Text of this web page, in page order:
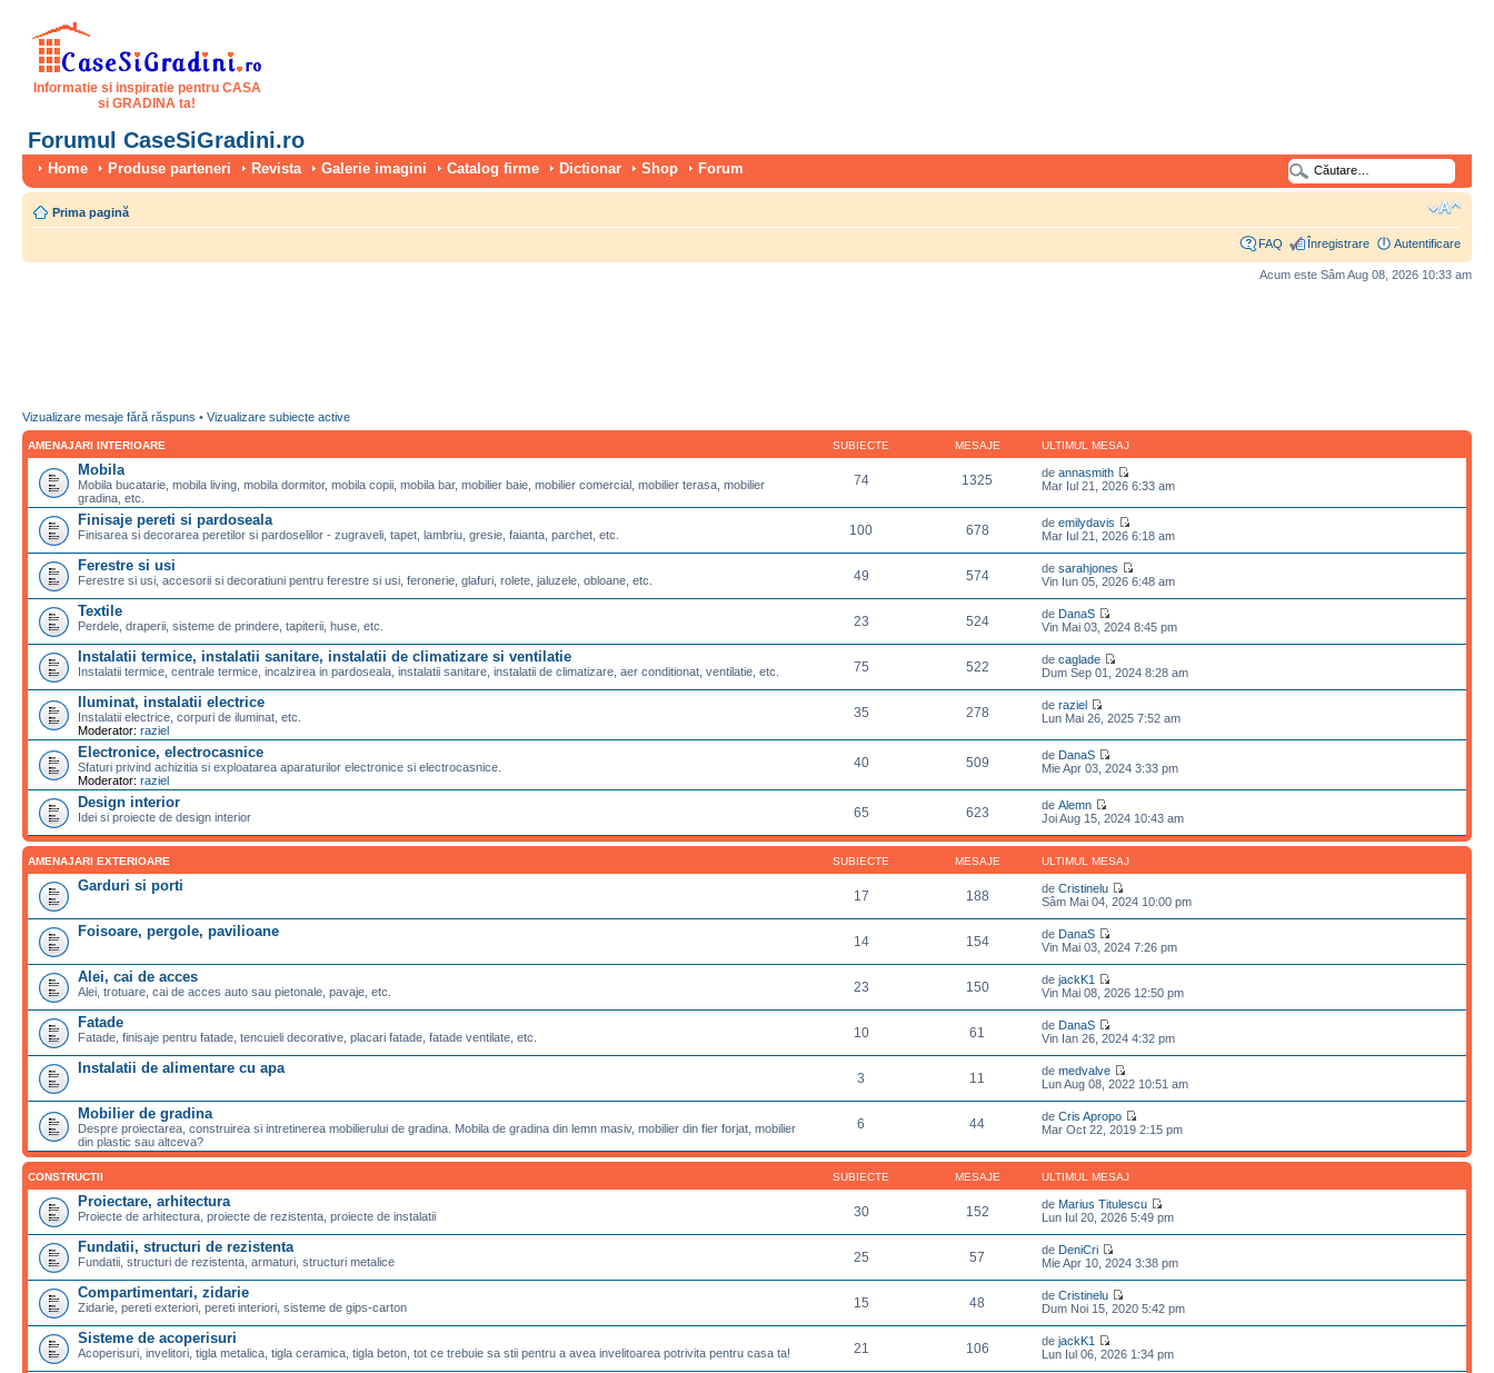
Informatie si inspiratie pentru CASA
si GRADINA ta!
Forumul CaseSiGradini.ro
Home Produse parteneri Revista Galerie imagini Catalog firme Dictionar Shop Forum
Prima pagină
FAQ Înregistrare Autentificare
Acum este Sâm Aug 08, 2026 10:33 am
Vizualizare mesaje fără răspuns • Vizualizare subiecte active
AMENAJARI INTERIOARE SUBIECTE MESAJE ULTIMUL MESAJ
Mobila
Mobila bucatarie, mobila living, mobila dormitor, mobila copii, mobila bar, mobilier baie, mobilier comercial, mobilier terasa, mobilier
gradina, etc.
74 1325 deannasmith
Mar Iul 21, 2026 6:33 am
Finisaje pereti si pardoseala
Finisarea si decorarea peretilor si pardoselilor - zugraveli, tapet, lambriu, gresie, faianta, parchet, etc. 100 678 deemilydavis
Mar Iul 21, 2026 6:18 am
Ferestre si usi
Ferestre si usi, accesorii si decoratiuni pentru ferestre si usi, feronerie, glafuri, rolete, jaluzele, obloane, etc. 49 574 desarahjones
Vin Iun 05, 2026 6:48 am
Textile
Perdele, draperii, sisteme de prindere, tapiterii, huse, etc. 23 524 de DanaS
Vin Mai 03, 2024 8:45 pm
Instalatii termice, instalatii sanitare, instalatii de climatizare si ventilatie
Instalatii termice, centrale termice, incalzirea in pardoseala, instalatii sanitare, instalatii de climatizare, aer conditionat, ventilatie, etc. 75 522 decaglade
Dum Sep 01, 2024 8:28 am
Iluminat, instalatii electrice
Instalatii electrice, corpuri de iluminat, etc.
Moderator: raziel
35 278 deraziel
Lun Mai 26, 2025 7:52 am
Electronice, electrocasnice
Sfaturi privind achizitia si exploatarea aparaturilor electronice si electrocasnice.
Moderator: raziel
40 509 de DanaS
Mie Apr 03, 2024 3:33 pm
Design interior
Idei si proiecte de design interior 65 623 deAlemn
Joi Aug 15, 2024 10:43 am
AMENAJARI EXTERIOARE SUBIECTE MESAJE ULTIMUL MESAJ
Garduri si porti
17 188 deCristinelu
Sâm Mai 04, 2024 10:00 pm
Foisoare, pergole, pavilioane
14 154 de DanaS
Vin Mai 03, 2024 7:26 pm
Alei, cai de acces
Alei, trotuare, cai de acces auto sau pietonale, pavaje, etc. 23 150 dejackK1
Vin Mai 08, 2026 12:50 pm
Fatade
Fatade, finisaje pentru fatade, tencuieli decorative, placari fatade, fatade ventilate, etc. 10 61 de DanaS
Vin Ian 26, 2024 4:32 pm
Instalatii de alimentare cu apa
3 11 demedvalve
Lun Aug 08, 2022 10:51 am
Mobilier de gradina
Despre proiectarea, construirea si intretinerea mobilierului de gradina. Mobila de gradina din lemn masiv, mobilier din fier forjat, mobilier
din plastic sau altceva?
6 44 deCris Apropo
Mar Oct 22, 2019 2:15 pm
CONSTRUCTII SUBIECTE MESAJE ULTIMUL MESAJ
Proiectare, arhitectura
Proiecte de arhitectura, proiecte de rezistenta, proiecte de instalatii 30 152 de Marius Titulescu
Lun Iul 20, 2026 5:49 pm
Fundatii, structuri de rezistenta
Fundatii, structuri de rezistenta, armaturi, structuri metalice 25 57 de DeniCri
Mie Apr 10, 2024 3:38 pm
Compartimentari, zidarie
Zidarie, pereti exteriori, pereti interiori, sisteme de gips-carton 15 48 deCristinelu
Dum Noi 15, 2020 5:42 pm
Sisteme de acoperisuri
Acoperisuri, invelitori, tigla metalica, tigla ceramica, tigla beton, tot ce trebuie sa stii pentru a avea invelitoarea potrivita pentru casa ta! 21 106 dejackK1
Lun Iul 06, 2026 1:34 pm